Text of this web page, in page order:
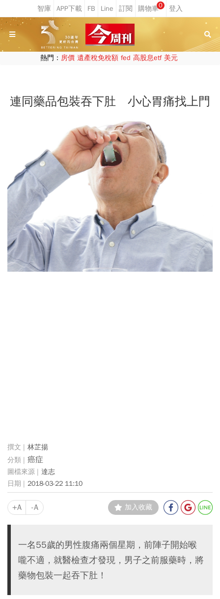
0
熱門： 房價 遺產稅免稅額 fed 高股息etf 美元
連同藥品包裝吞下肚 小心胃痛找上門
林芷揚
癌症
達志
2018-03-22 11:10
+A -A 加入收藏
一名55歲的男性腹痛兩個星期，前陣子開始喉
嚨不適，就醫檢查才發現，男子之前服藥時，將
藥物包裝一起吞下肚！